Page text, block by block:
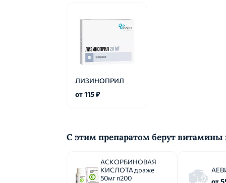
осторожностью, и начинать следует с
влияние препарата на АД. В дальнейшем
рекомендуется превышать максимальную
почек, концентрации калия и натрия в
Раннее лечение острого инфаркта
терапияПоддерживающая доза
развития артериальной гипотензии
2.5 мг. В случае длительного
прекратить. Диабетическая
ЛИЗИНОПРИЛ
от 115 ₽
С этим препаратом берут
АСКОРБИНОВАЯ
КИСЛОТА драже
50мг n200
от